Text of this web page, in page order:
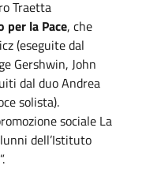
Traetta
per la Pace, che
(eseguite dal
Gershwin, John
dal duo Andrea
solista).
sociale La
dell’Istituto